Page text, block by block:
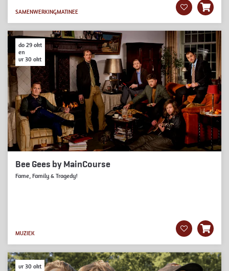
SAMENWERKINGMATINEE
Bee Gees by MainCourse
Fame, Family & Tragedy!
do 29 okt
en
vr 30 okt
MUZIEK
vr 30 okt